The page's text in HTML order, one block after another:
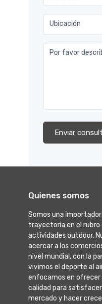
Ubicación
Por favor
Enviar
Quienes somos
Somos una
trayectoria en el rubro
actividades outdoor.
acercar a los
nivel mundial, con la
vivimos el deporte al
enfocamos en
calidad para satisfacer
mercado y hacer